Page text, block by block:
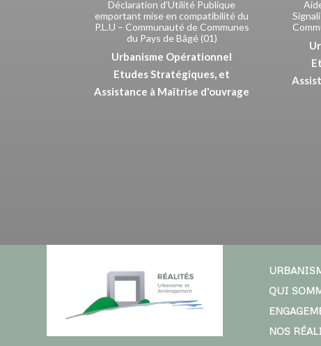
Déclaration d’Utilité Publique
emportant mise en compatibilité du
P.L.U – Communauté de Communes
du Pays de Bâgé (01)
Urbanisme Opérationnel
Etudes Stratégiques, et
Assistance à Maîtrise d'ouvrage
QUI
NOS